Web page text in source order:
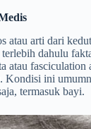
atau arti dari
dahulu
atau fasciculation
Kondisi ini
termasuk bayi.